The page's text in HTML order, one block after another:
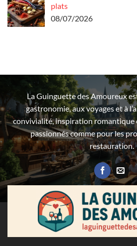
plats
08/07/2026
La Guinguette des Amoureux
gastronomie, aux voyages et à
convivialité, inspiration romantique
passionnés comme pour les
restauration.